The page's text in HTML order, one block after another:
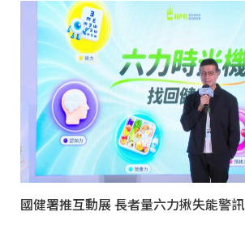
國健署推互動展 長者量六力揪失能警訊